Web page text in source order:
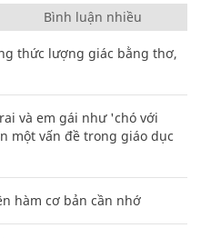
Bình luận nhiều
thức lượng giác bằng thơ,
và em gái như 'chó với
một vấn đề trong giáo dục
hàm cơ bản cần nhớ